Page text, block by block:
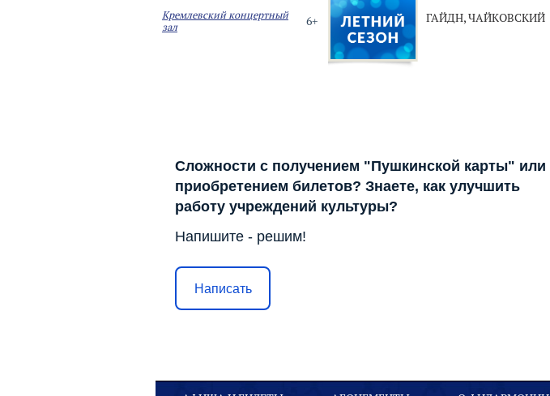
6+
Кремлевский концертный
зал
ГАЙДН, ЧАЙКОВСКИЙ
Сложности с получением "Пушкинской карты" или
приобретением билетов? Знаете, как улучшить
работу учреждений культуры?
Напишите - решим!
Написать